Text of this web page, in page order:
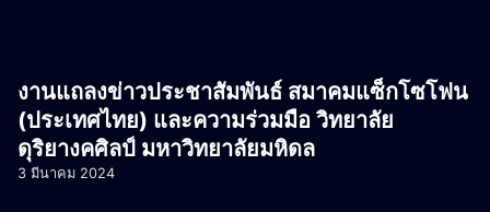
งานแถลงข่าวประชาสัมพันธ์ สมาคมแซ็กโซโฟน
(ประเทศไทย) และความร่วมมือ วิทยาลัย
ดุริยางคศิลป์ มหาวิทยาลัยมหิดล
3 มีนาคม 2024